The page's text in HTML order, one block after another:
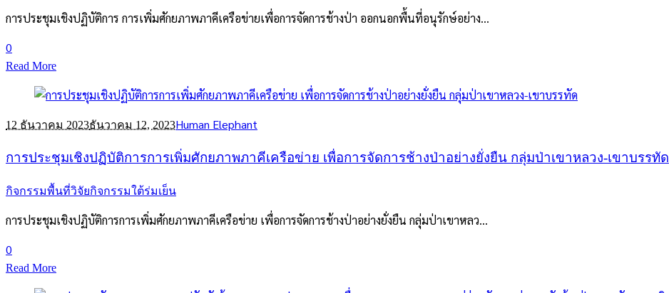
การประชุมเชิงปฏิบัติการ การเพิ่มศักยภาพภาคีเครือข่ายเพื่อการจัดการช้างป่า ออกนอกพื้นที่อนุรักษ์อย่าง...
0
Read More
12 ธันวาคม 2023ธันวาคม 12, 2023Human Elephant
การประชุมเชิงปฏิบัติการการเพิ่มศักยภาพภาคีเครือข่าย เพื่อการจัดการช้างป่าอย่างยั่งยืน กลุ่มป่าเขาหลวง-เขาบรรทัด
กิจกรรมพื้นที่วิจัยกิจกรรมใต้ร่มเย็น
การประชุมเชิงปฏิบัติการการเพิ่มศักยภาพภาคีเครือข่าย เพื่อการจัดการช้างป่าอย่างยั่งยืน กลุ่มป่าเขาหลว...
0
Read More